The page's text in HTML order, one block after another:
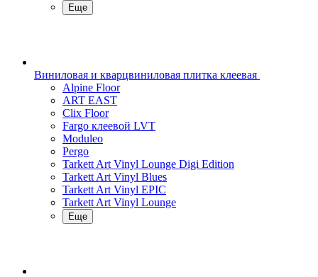
Еще
Виниловая и кварцвиниловая плитка клеевая
Alpine Floor
ART EAST
Clix Floor
Fargo клеевой LVT
Moduleo
Pergo
Tarkett Art Vinyl Lounge Digi Edition
Tarkett Art Vinyl Blues
Tarkett Art Vinyl EPIC
Tarkett Art Vinyl Lounge
Еще